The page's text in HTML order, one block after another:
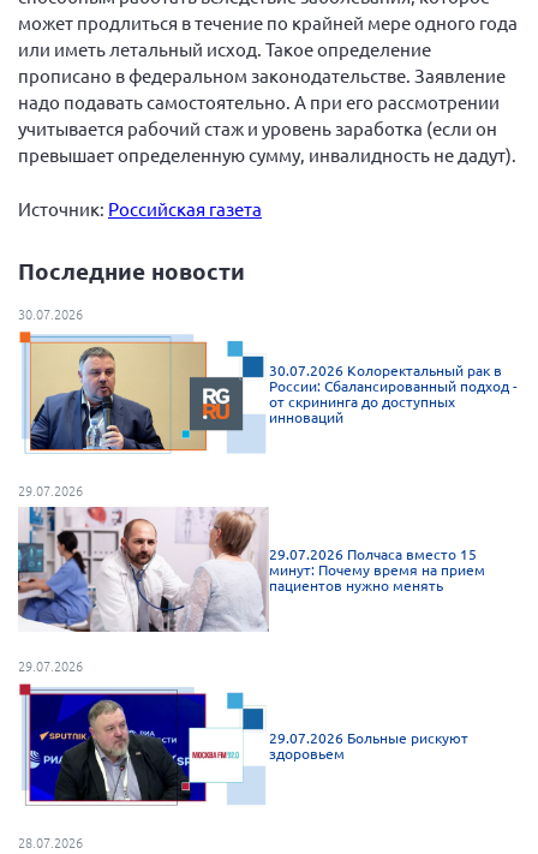
может продлиться в течение по крайней мере одного года
или иметь летальный исход. Такое определение
прописано в федеральном законодательстве. Заявление
надо подавать самостоятельно. А при его рассмотрении
учитывается рабочий стаж и уровень заработка (если он
превышает определенную сумму, инвалидность не дадут).
Источник: Российская газета
Последние новости
30.07.2026
30.07.2026 Колоректальный рак в
России: Сбалансированный подход -
от скрининга до доступных
инноваций
29.07.2026
29.07.2026 Полчаса вместо 15
минут: Почему время на прием
пациентов нужно менять
29.07.2026
29.07.2026 Больные рискуют
здоровьем
28.07.2026